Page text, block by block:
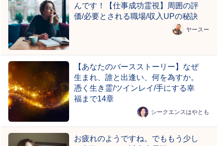
んです！【仕事成功霊視】周囲の評
価/必要とされる職場/収入UPの秘訣
ヤースー
【あなたのバースストーリー】なぜ
生まれ、誰と出逢い、何を為すか。
憑く生き霊/ツインレイ/手にする幸
福まで14章
シークエンスはやとも
お疲れのようですね。でももう少し